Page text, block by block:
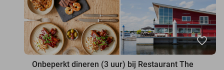
favorite_border
Onbeperkt dineren (3 uur) bij Restaurant The